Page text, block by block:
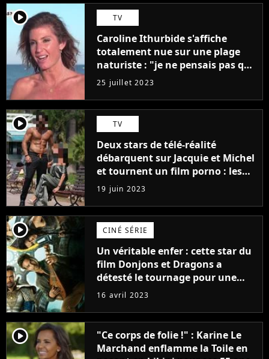
player2 TV
Caroline Ithurbide s'affiche
totalement nue sur une plage
naturiste : "je ne pensais pas que
j'arriverais à le faire..."
25 juillet 2023
player2 TV
Deux stars de télé-réalité
débarquent sur Jacquie et Michel
et tournent un film porno : les
premières images du tournage
(exclu)
19 juin 2023
player2 CINÉ SÉRIE
Un véritable enfer : cette star du
film Donjons et Dragons a
détesté le tournage pour une
raison très spéciale
16 avril 2023
player2
"Ce corps de folie !" : Karine Le
Marchand enflamme la Toile en